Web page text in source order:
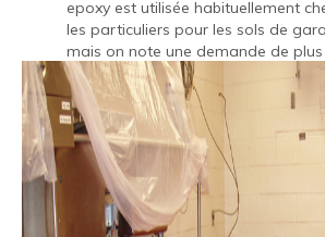
epoxy est utilisée habituellement
les particuliers pour les sols de
mais on note une demande de plus
plus populaire pour l’intérieur des
résidences : salon, chambre, salle de
bain, sous sol, patio ou contour de
piscine car la peinture époxy
(polyuréthane ou poly aspartique)
remplacer les revêtements de
classique tel que le carrelage ou le
linoleum